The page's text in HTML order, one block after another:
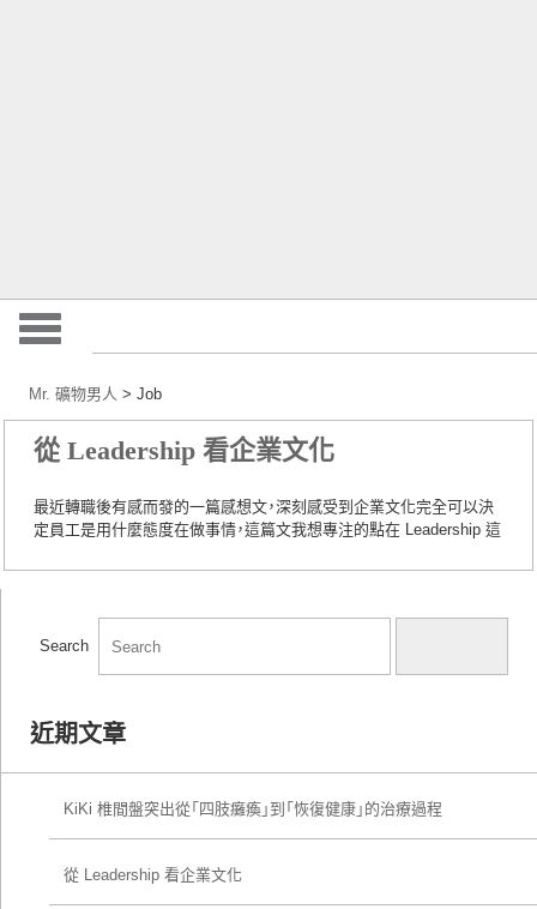
Mr. 礦物男人 > Job
從 Leadership 看企業文化
最近轉職後有感而發的一篇感想文，深刻感受到企業文化完全可以決
定員工是用什麼態度在做事情，這篇文我想專注的點在 Leadership 這
上市櫃企業、國際百大企業、新創公司等，pre-salse 也曾經和眾多不同
中 Leadership 是作者感受很深的一個文化養成。Leadership 即為「領
導力」，聽起來很像是管理階層必須擁有的 Soft…
Search
近期文章
KiKi 椎間盤突出從「四肢癱瘓」到「恢復健康」的治療過程
從 Leadership 看企業文化